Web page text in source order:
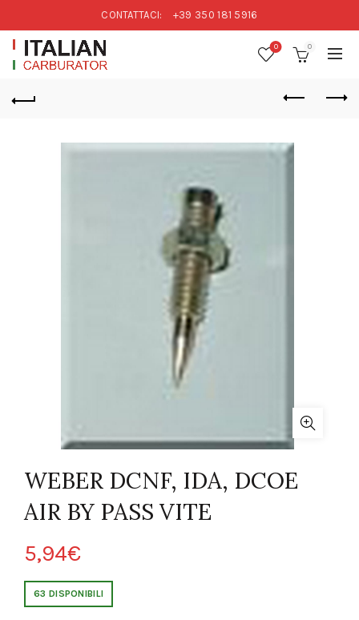
CONTATTACI: +39 350 181 5916
0 0
WEBER DCNF, IDA, DCOE
AIR BY PASS VITE
5,94€
63 DISPONIBILI